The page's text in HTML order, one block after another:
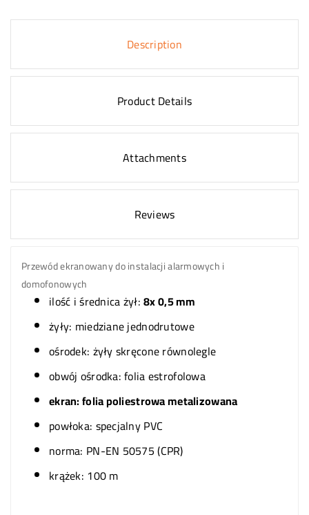
Description
Product Details
Attachments
Reviews
Przewód ekranowany do instalacji alarmowych i
domofonowych
ilość i średnica żył:8x 0,5 mm
żyły: miedziane jednodrutowe
ośrodek: żyły skręcone równolegle
obwój ośrodka: folia estrofolowa
ekran: folia poliestrowa metalizowana
powłoka: specjalny PVC
norma: PN-EN 50575 (CPR)
krążek: 100 m